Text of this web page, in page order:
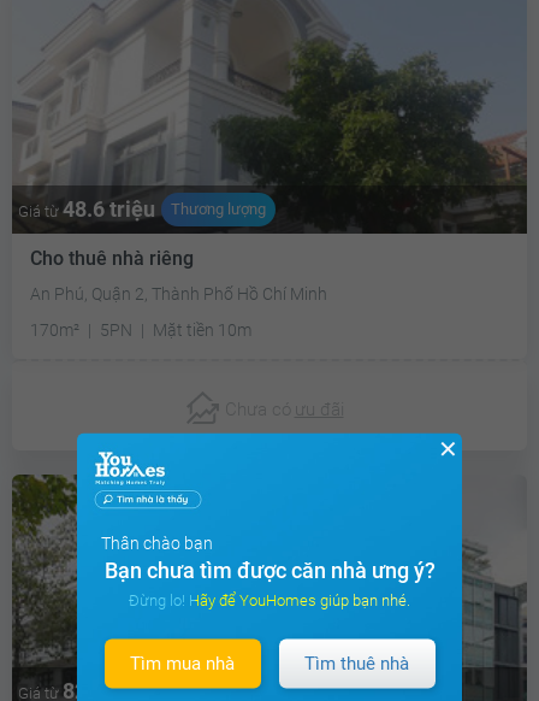
Giá từ 48.6 triệu Thương lượng
Cho thuê nhà riêng
An Phú, Quận 2, Thành Phố Hồ Chí Minh
170m²
5PN Mặt tiền 10m
Chưa có ưu đãi
Giá từ 82 triệu Thương lượng
✕
Thân chào bạn
Bạn chưa tìm được căn nhà ưng ý?
Đừng lo! Hãy để YouHomes giúp bạn nhé.
Tìm mua nhà Tìm thuê nhà